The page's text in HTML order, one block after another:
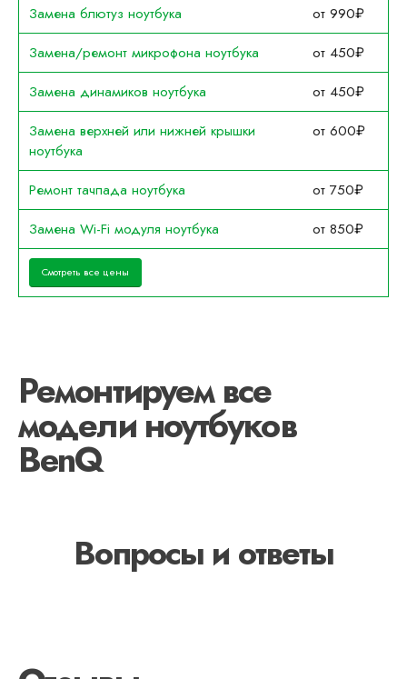
Замена блютуз ноутбука
от 990₽
Замена/ремонт микрофона ноутбука
от 450₽
Замена динамиков ноутбука
от 450₽
Замена верхней или нижней крышки
ноутбука
от 600₽
Ремонт тачпада ноутбука
от 750₽
Замена Wi-Fi модуля ноутбука
от 850₽
Смотреть все цены
Ремонтируем все
модели ноутбуков
BenQ
Вопросы и ответы